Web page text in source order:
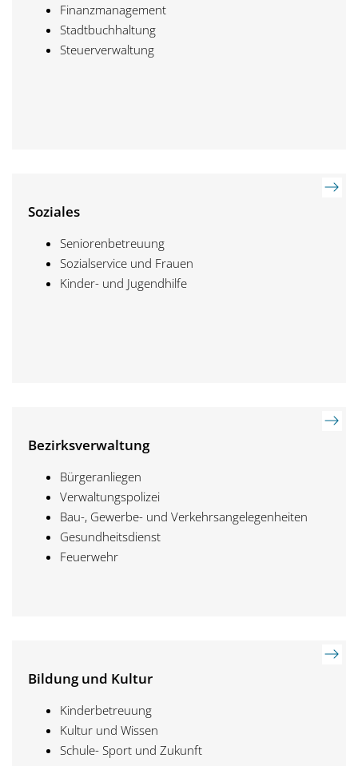
Finanzmanagement
Stadtbuchhaltung
Steuerverwaltung
Soziales
Seniorenbetreuung
Sozialservice und Frauen
Kinder- und Jugendhilfe
Bezirksverwaltung
Bürgeranliegen
Verwaltungspolizei
Bau-, Gewerbe- und Verkehrsangelegenheiten
Gesundheitsdienst
Feuerwehr
Bildung und Kultur
Kinderbetreuung
Kultur und Wissen
Schule- Sport und Zukunft